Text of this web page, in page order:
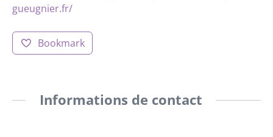
gueugnier.fr/
Bookmark
Informations de contact